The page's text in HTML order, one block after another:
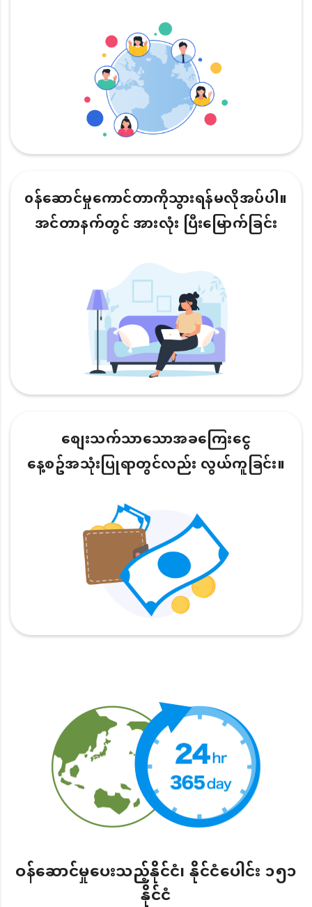
၀န်ဆောင်မှုကောင်တာကိုသွားရန်မလိုအပ်ပါ။
အင်တာနက်တွင် အားလုံး ပြီးမြောက်ခြင်း
စျေးသက်သာသောအခကြေးငွေ
နေ့စဥ်အသုံးပြုရာတွင်လည်း လွယ်ကူခြင်း။
ဝန်ဆောင်မှုပေးသည့်နိုင်ငံ၊ နိုင်ငံပေါင်း ၁၅၁
နိုင်ငံ